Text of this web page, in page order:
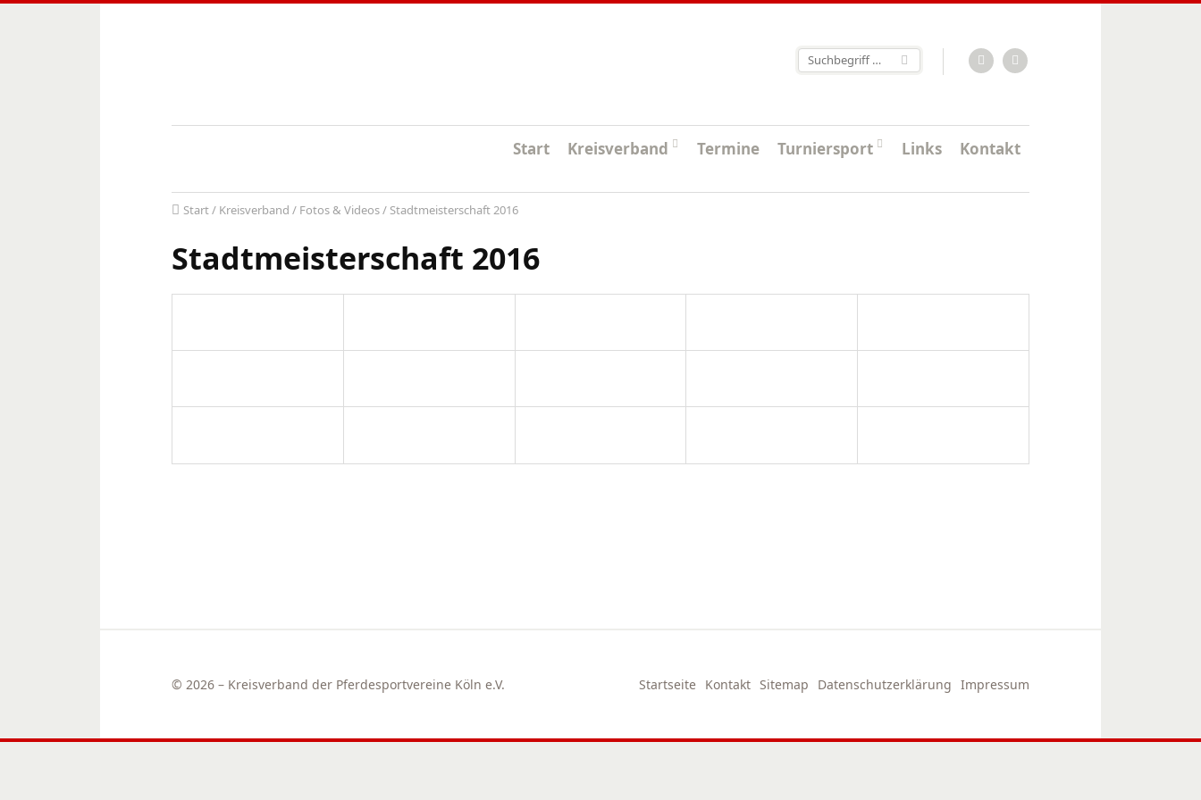
Start Kreisverband Termine Turniersport Links Kontakt
Start/ Kreisverband / Fotos & Videos/ Stadtmeisterschaft 2016
Stadtmeisterschaft 2016
Startseite Kontakt Sitemap Datenschutzerklärung Impressum
© 2026 – Kreisverband der Pferdesportvereine Köln e.V.